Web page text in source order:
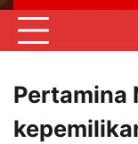
Pertamina